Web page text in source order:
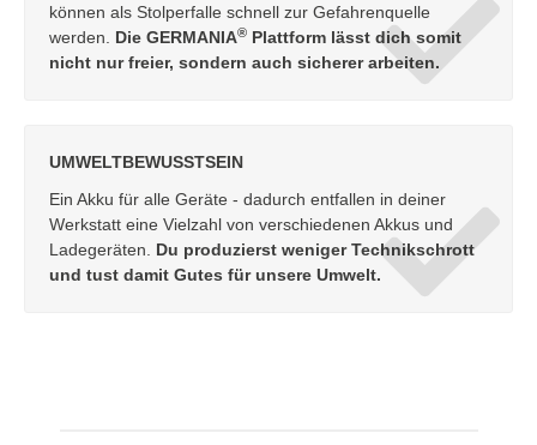
können als Stolperfalle schnell zur Gefahrenquelle
werden. Die GERMANIA® Plattform lässt dich somit
nicht nur freier, sondern auch sicherer arbeiten.
UMWELTBEWUSSTSEIN
Ein Akku für alle Geräte - dadurch entfallen in deiner
Werkstatt eine Vielzahl von verschiedenen Akkus und
Ladegeräten. Du produzierst weniger Technikschrott
und tust damit Gutes für unsere Umwelt.